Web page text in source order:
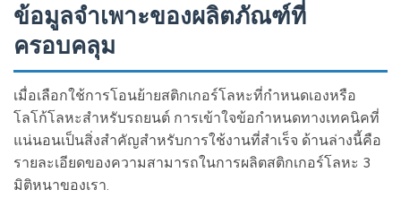
ข้อมูลจำเพาะของผลิตภัณฑ์ที่
ครอบคลุม
เมื่อเลือกใช้การโอนย้ายสติกเกอร์โลหะที่กำหนดเองหรือ
โลโก้โลหะสำหรับรถยนต์ การเข้าใจข้อกำหนดทางเทคนิคที่
แน่นอนเป็นสิ่งสำคัญสำหรับการใช้งานที่สำเร็จ ด้านล่างนี้คือ
รายละเอียดของความสามารถในการผลิตสติกเกอร์โลหะ 3
มิติหนาของเรา.